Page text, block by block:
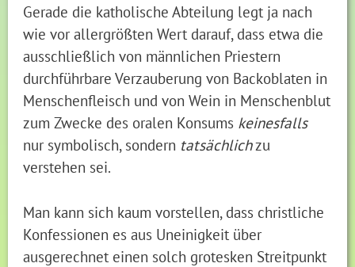
Gerade die katholische Abteilung legt ja nach
wie vor allergrößten Wert darauf, dass etwa die
ausschließlich von männlichen Priestern
durchführbare Verzauberung von Backoblaten in
Menschenfleisch und von Wein in Menschenblut
zum Zwecke des oralen Konsums keinesfalls
nur symbolisch, sondern tatsächlichzu
verstehen sei.
Man kann sich kaum vorstellen, dass christliche
Konfessionen es aus Uneinigkeit über
ausgerechnet einen solch grotesken Streitpunkt